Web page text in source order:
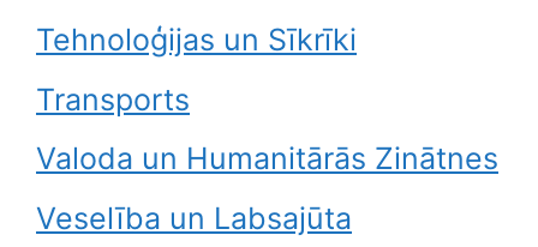
Tehnoloģijas un Sīkrīki
Transports
Valoda un Humanitārās Zinātnes
Veselība un Labsajūta